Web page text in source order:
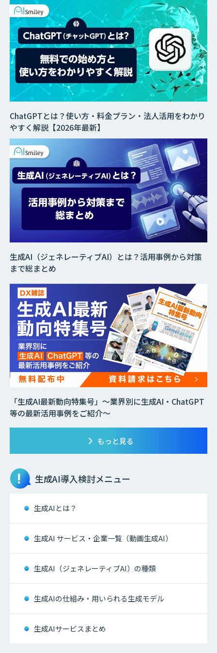
生成AI（ジェネレーティブAI）とは？活用事例から対策
まで総まとめ
ChatGPTとは？使い方・料金プラン・法人活用をわかり
やすく解説【2026年最新】
「生成AI最新動向特集号」～業界別に生成AI・ChatGPT
等の最新活用事例をご紹介～
もっと見る
生成AI導入検討メニュー
生成AIとは？
生成AI サービス・企業一覧（動画生成AI）
生成AI（ジェネレーティブAI）の種類
生成AIの仕組み・用いられる生成モデル
生成AIサービスまとめ